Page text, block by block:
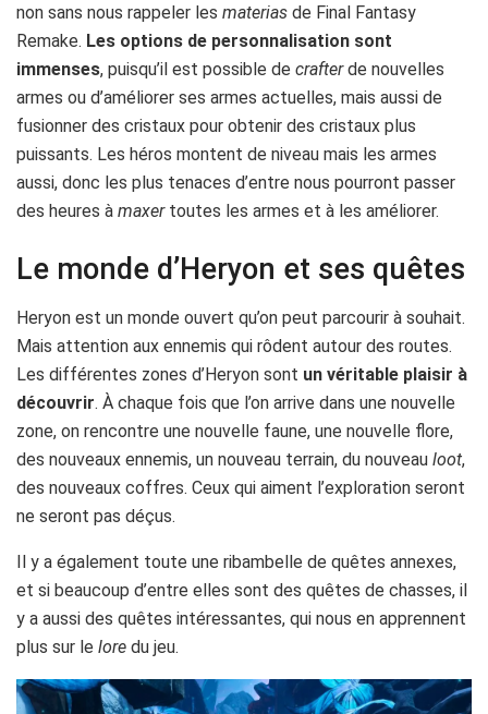
non sans nous rappeler les materias de Final Fantasy
Remake. Les options de personnalisation sont
immenses, puisqu’il est possible de crafterde nouvelles
armes ou d’améliorer ses armes actuelles, mais aussi de
fusionner des cristaux pour obtenir des cristaux plus
puissants. Les héros montent de niveau mais les armes
aussi, donc les plus tenaces d’entre nous pourront passer
des heures à maxertoutes les armes et à les améliorer.
Le monde d’Heryon et ses quêtes
Heryon est un monde ouvert qu’on peut parcourir à souhait.
Mais attention aux ennemis qui rôdent autour des routes.
Les différentes zones d’Heryon sont un véritable plaisir à
découvrir. À chaque fois que l’on arrive dans une nouvelle
zone, on rencontre une nouvelle faune, une nouvelle flore,
des nouveaux ennemis, un nouveau terrain, du nouveau loot,
des nouveaux coffres. Ceux qui aiment l’exploration seront
ne seront pas déçus.
Il y a également toute une ribambelle de quêtes annexes,
et si beaucoup d’entre elles sont des quêtes de chasses, il
y a aussi des quêtes intéressantes, qui nous en apprennent
plus sur le lore du jeu.